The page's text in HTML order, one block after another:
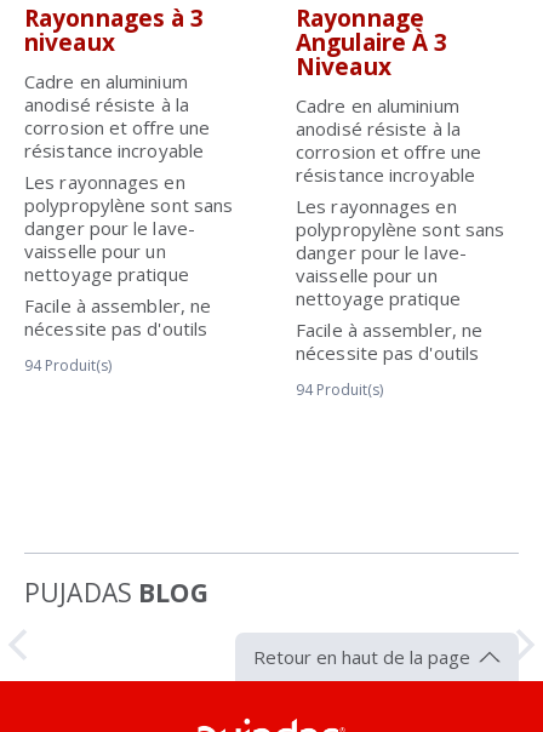
Rayonnages à 3
niveaux
Cadre en aluminium
anodisé résiste à la
corrosion et offre une
résistance incroyable
Les rayonnages en
polypropylène sont sans
danger pour le lave-
vaisselle pour un
nettoyage pratique
Facile à assembler, ne
nécessite pas d'outils
94 Produit(s)
Rayonnage
Angulaire À 3
Niveaux
Cadre en aluminium
anodisé résiste à la
corrosion et offre une
résistance incroyable
Les rayonnages en
polypropylène sont sans
danger pour le lave-
vaisselle pour un
nettoyage pratique
Facile à assembler, ne
nécessite pas d'outils
94 Produit(s)
PUJADAS BLOG
Retour en haut de la page